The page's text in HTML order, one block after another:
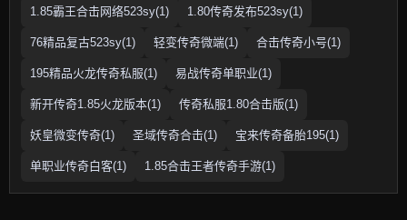
1.85霸王合击网络523sy(1) 1.80传奇发布523sy(1)
76精品复古523sy(1) 轻变传奇微端(1) 合击传奇小号(1)
195精品火龙传奇私服(1) 易战传奇单职业(1)
新开传奇1.85火龙版本(1) 传奇私服1.80合击版(1)
妖皇微变传奇(1) 圣域传奇合击(1) 宝来传奇备胎195(1)
单职业传奇白客(1) 1.85合击王者传奇手游(1)